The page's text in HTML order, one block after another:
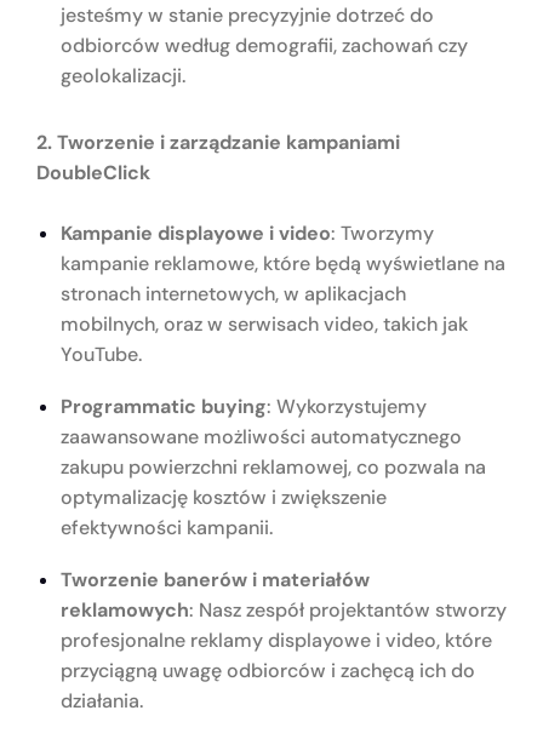
jesteśmy w stanie precyzyjnie dotrzeć do
odbiorców według demografii, zachowań czy
geolokalizacji.
2. Tworzenie i zarządzanie kampaniami
DoubleClick
Kampanie displayowe i video: Tworzymy
kampanie reklamowe, które będą wyświetlane na
stronach internetowych, w aplikacjach
mobilnych, oraz w serwisach video, takich jak
YouTube.
Programmatic buying: Wykorzystujemy
zaawansowane możliwości automatycznego
zakupu powierzchni reklamowej, co pozwala na
optymalizację kosztów i zwiększenie
efektywności kampanii.
Tworzenie banerów i materiałów
reklamowych: Nasz zespół projektantów stworzy
profesjonalne reklamy displayowe i video, które
przyciągną uwagę odbiorców i zachęcą ich do
działania.